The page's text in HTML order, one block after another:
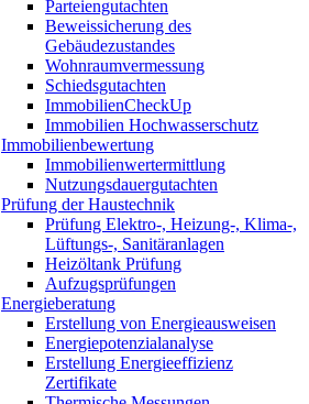
Parteiengutachten
Beweissicherung des
Gebäudezustandes
Wohnraumvermessung
Schiedsgutachten
ImmobilienCheckUp
Immobilien Hochwasserschutz
Immobilienbewertung
Immobilienwertermittlung
Nutzungsdauergutachten
Prüfung der Haustechnik
Prüfung Elektro-, Heizung-, Klima-,
Lüftungs-, Sanitäranlagen
Heizöltank Prüfung
Aufzugsprüfungen
Energieberatung
Erstellung von Energieausweisen
Energiepotenzialanalyse
Erstellung Energieeffizienz
Zertifikate